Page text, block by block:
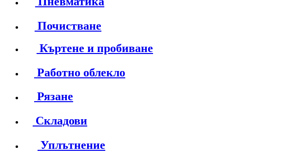
Почистване
Къртене и пробиване
Работно облекло
Рязане
Складови
Уплътнение